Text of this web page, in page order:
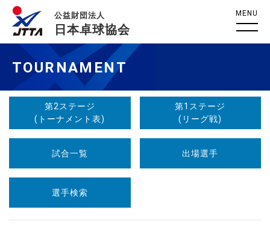
公益財団法人
日本卓球協会
MENU
TOURNAMENT
第2ステージ
(トーナメント表)
第1ステージ
(リーグ戦)
試合一覧 出場選手
選手検索